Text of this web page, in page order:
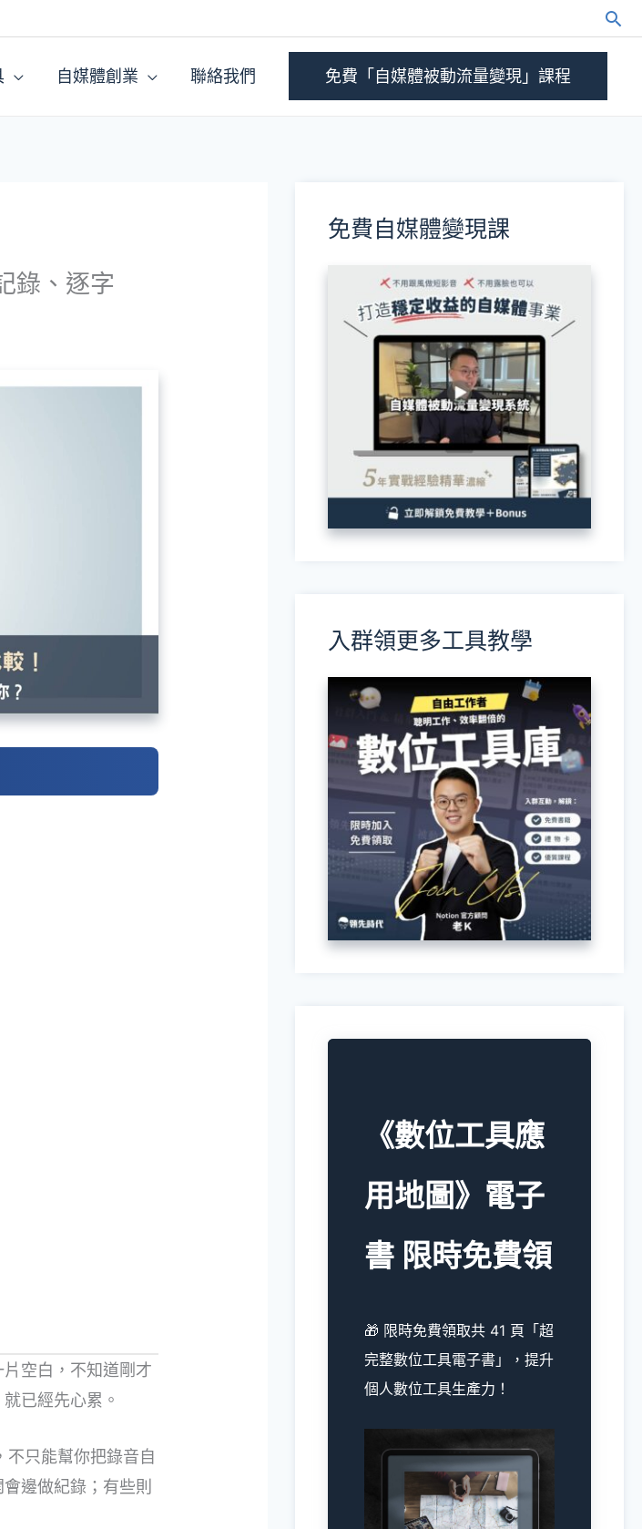
自媒體創業 聯絡我們 免費「自媒體被動流量變現」課程
錄、逐字
空白，不知道剛才
已經先心累。
不只能幫你把錄音自
邊做紀錄；有些則
免費自媒體變現課
入群領更多工具教學
《數位工具應
用地圖》電子
書 限時免費領
🎁 限時免費領取共 41 頁「超
完整數位工具電子書」，提升
個人數位工具生產力！